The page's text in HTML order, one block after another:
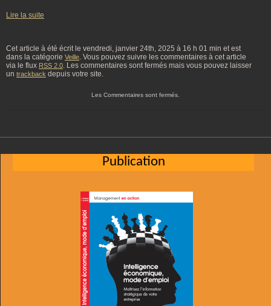
Lire la suite
Cet article à été écrit le vendredi, janvier 24th, 2025 à 16 h 01 min et est
dans la catégorie Veille. Vous pouvez suivre les commentaires à cet article
via le flux RSS 2.0. Les commentaires sont fermés mais vous pouvez laisser
un trackback depuis votre site.
Les Commentaires sont fermés.
Publication